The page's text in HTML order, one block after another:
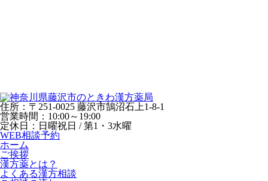
住所：〒251-0025 藤沢市鵠沼石上1-8-1
営業時間：10:00～19:00
定休日：日曜祝日 / 第1・3水曜
WEB相談予約
ホーム
ご挨拶
漢方薬とは？
よくある漢方相談